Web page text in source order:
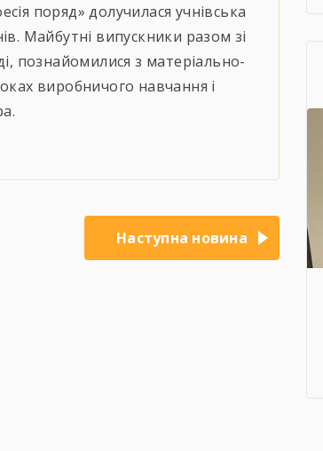
поряд» долучилася учнівська
Майбутні випускники разом зі
познайомилися з матеріально-
виробничого навчання і
Наступна новина